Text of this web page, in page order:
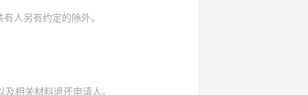
人另有约定的除外。
相关材料退还申请人。